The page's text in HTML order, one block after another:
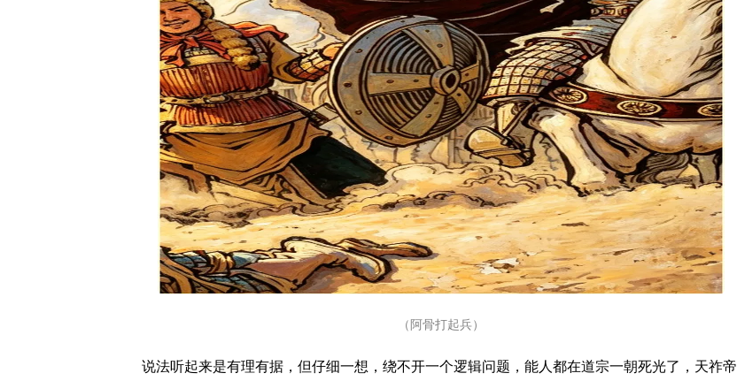
（阿骨打起兵）
说法听起来是有理有据，但仔细一想，绕不开一个逻辑问题，能人都在道宗一朝死光了，天祚帝